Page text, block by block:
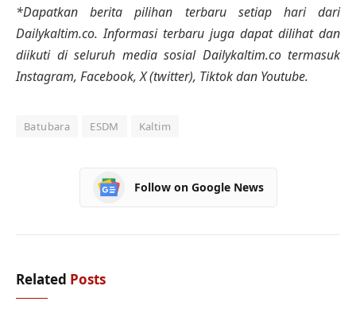
*Dapatkan berita pilihan terbaru setiap hari dari
Dailykaltim.co. Informasi terbaru juga dapat dilihat dan
diikuti di seluruh media sosial Dailykaltim.co termasuk
Instagram, Facebook, X (twitter), Tiktok dan Youtube.
Batubara ESDM Kaltim
Follow on Google News
Related Posts